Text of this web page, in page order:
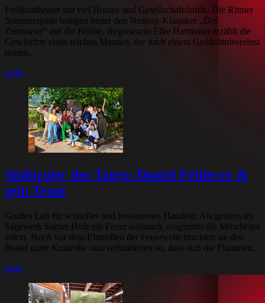
Freilichttheater mit viel Humor und Gesellschaftskritik: Die Rittner
Sommerspiele bringen heuer den Nestroy-Klassiker „Der
Zerrissene“ auf die Bühne. Regisseurin Elke Hartmann erzählt die
Geschichte eines reichen Mannes, der nach einem Gedächtnisverlust
mitten...
mehr
Südtiroler des Tages: Daniel Felderer &
sein Team
Großes Lob für schnelles und besonnenes Handeln: Als gestern im
Sägewerk Sarner Holz ein Feuer ausbrach, reagierten die Mitarbeiter
sofort. Noch vor dem Eintreffen der Feuerwehr brachten sie den
Brand unter Kontrolle und verhinderten so, dass sich die Flammen...
mehr